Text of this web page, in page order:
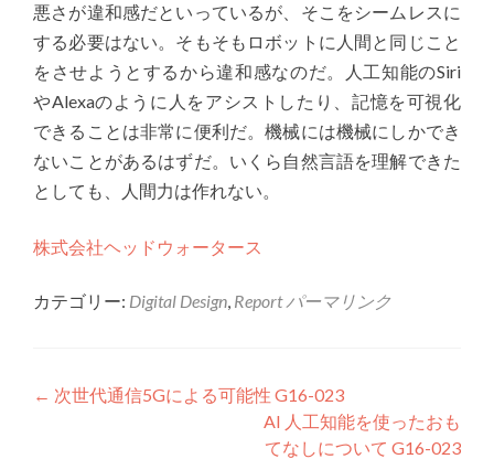
悪さが違和感だといっているが、そこをシームレスに
する必要はない。そもそもロボットに人間と同じこと
をさせようとするから違和感なのだ。人工知能のSiri
やAlexaのように人をアシストしたり、記憶を可視化
できることは非常に便利だ。機械には機械にしかでき
ないことがあるはずだ。いくら自然言語を理解できた
としても、人間力は作れない。
株式会社ヘッドウォータース
カテゴリー: Digital Design, Report パーマリンク
投稿ナビゲーション
← 次世代通信5Gによる可能性 G16-023
AI 人工知能を使ったおも
てなしについて G16-023